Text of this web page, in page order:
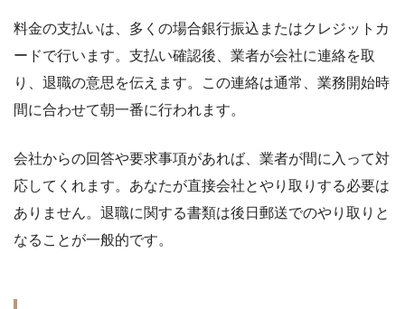
料金の支払いは、多くの場合銀行振込またはクレジットカ
ードで行います。支払い確認後、業者が会社に連絡を取
り、退職の意思を伝えます。この連絡は通常、業務開始時
間に合わせて朝一番に行われます。
会社からの回答や要求事項があれば、業者が間に入って対
応してくれます。あなたが直接会社とやり取りする必要は
ありません。退職に関する書類は後日郵送でのやり取りと
なることが一般的です。